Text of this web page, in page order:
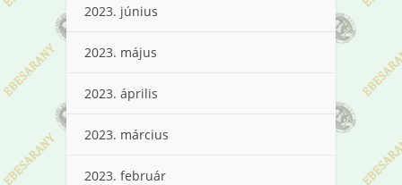
2023. június
2023. május
2023. április
2023. március
2023. február